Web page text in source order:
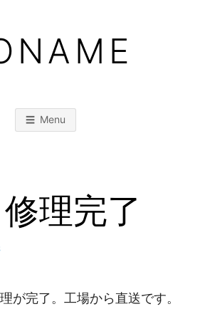
Menu
理完了
Mが完了。工場から直送です。